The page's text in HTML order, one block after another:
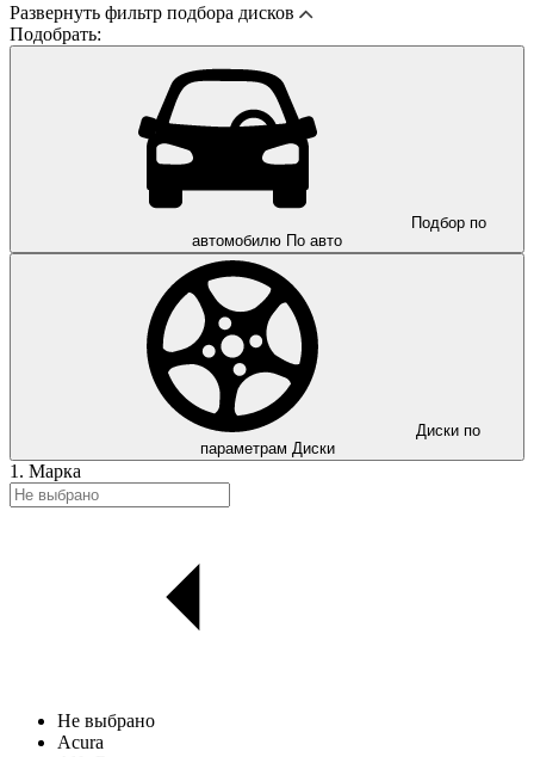
Развернуть фильтр подбора дисков
Подобрать:
Подбор по
автомобилю По авто
Диски по
параметрам Диски
1. Марка
Не выбрано
Acura